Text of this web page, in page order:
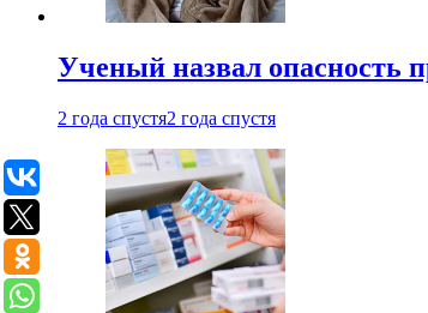
Ученый назвал опасность
2 года спустя2 года спустя